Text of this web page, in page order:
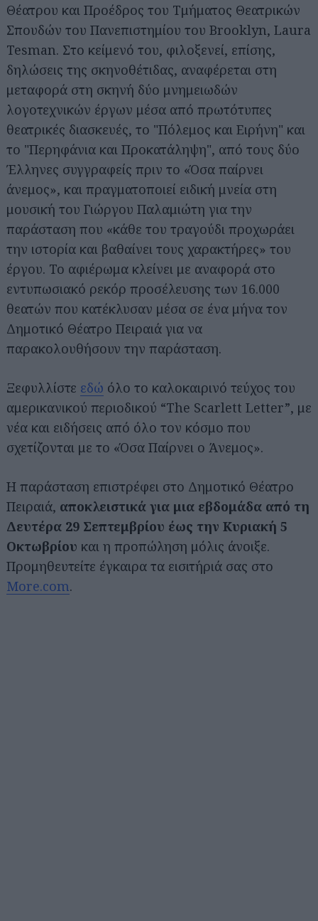
Θέατρου και Προέδρος του Τμήματος Θεατρικών
Σπουδών του Πανεπιστημίου του Brooklyn, Laura
Tesman. Στο κείμενό του, φιλοξενεί, επίσης,
δηλώσεις της σκηνοθέτιδας, αναφέρεται στη
μεταφορά στη σκηνή δύο μνημειωδών
λογοτεχνικών έργων μέσα από πρωτότυπες
θεατρικές διασκευές, το "Πόλεμος και Ειρήνη" και
το "Περηφάνια και Προκατάληψη", από τους δύο
Έλληνες συγγραφείς πριν το «Όσα παίρνει
άνεμος», και πραγματοποιεί ειδική μνεία στη
μουσική του Γιώργου Παλαμιώτη για την
παράσταση που «κάθε του τραγούδι προχωράει
την ιστορία και βαθαίνει τους χαρακτήρες» του
έργου. Το αφιέρωμα κλείνει με αναφορά στο
εντυπωσιακό ρεκόρ προσέλευσης των 16.000
θεατών που κατέκλυσαν μέσα σε ένα μήνα τον
Δημοτικό Θέατρο Πειραιά για να
παρακολουθήσουν την παράσταση.
Ξεφυλλίστε εδώ όλο το καλοκαιρινό τεύχος του
αμερικανικού περιοδικού “The Scarlett Letter”, με
νέα και ειδήσεις από όλο τον κόσμο που
σχετίζονται με το «Όσα Παίρνει ο Άνεμος».
Η παράσταση επιστρέφει στο Δημοτικό Θέατρο
Πειραιά, αποκλειστικά για μια εβδομάδα από τη
Δευτέρα 29 Σεπτεμβρίου έως την Κυριακή 5
Οκτωβρίου και η προπώληση μόλις άνοιξε.
Προμηθευτείτε έγκαιρα τα εισιτήριά σας στο
More.com.